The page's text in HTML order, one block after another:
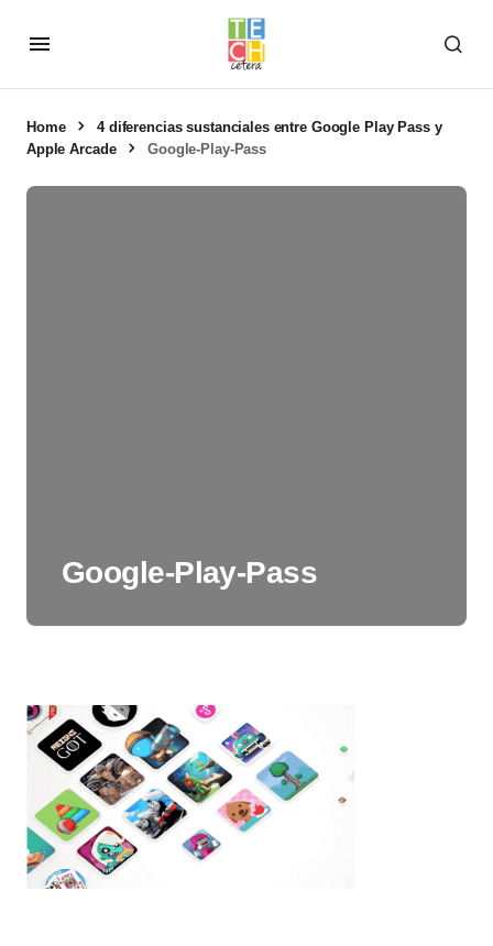
Home
4 diferencias sustanciales entre Google Play Pass y
Apple Arcade
Google-Play-Pass
Google-Play-Pass